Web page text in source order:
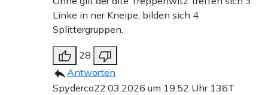
Linke in ner Kneipe, bilden sich 4
Splittergruppen.
28
Antworten
Spyderco22.03.2026 um 19:52 Uhr 136T